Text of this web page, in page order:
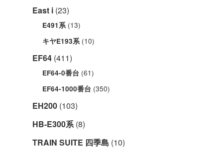
East i (23)
E491系 (13)
キヤE193系 (10)
EF64 (411)
EF64-0番台 (61)
EF64-1000番台 (350)
EH200 (103)
HB-E300系(8)
TRAIN SUITE 四季島 (10)